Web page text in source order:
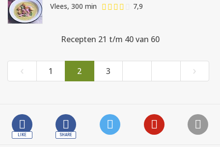
Vlees, 300 min 7,9
Recepten 21 t/m 40 van 60
‹ 1 2 3 ›